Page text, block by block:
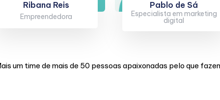
Ribana Reis
Empreendedora
Pablo de Sá
Especialista em marketing
digital
um time de mais de 50 pessoas apaixonadas pelo que